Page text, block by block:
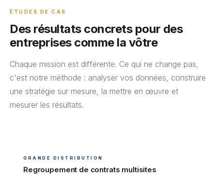
ÉTUDES DE CAS
Des résultats concrets pour des
entreprises comme la vôtre
Chaque mission est différente. Ce qui ne change pas,
c'est notre méthode : analyser vos données, construire
une stratégie sur mesure, la mettre en œuvre et
mesurer les résultats.
GRANDE DISTRIBUTION
Regroupement de contrats multisites